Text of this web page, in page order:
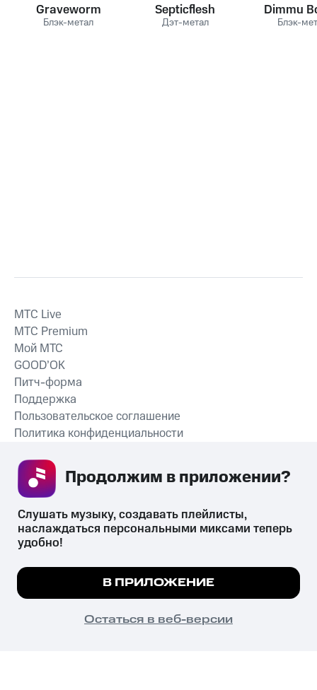
Graveworm
Блэк-метал
Septicflesh
Дэт-метал
Dimmu
Блэк-
СКАЧАТЬ ПРИЛОЖЕНИЕ
MTС Live
MTС Premium
Мой МТС
GOOD’OK
Питч-форма
Поддержка
Пользовательское соглашение
Политика конфиденциальности
психотропных веществ, их аналогов причиняет вред здоровью,
их незаконный оборот запрещён и влечёт установленную
законодательством ответственность.
© 2026 ООО «КИОН».
Все права защищены
Мы используем куки, чтобы на сайте все
Подробнее
ПОНЯТНО
Слушать музыку, создавать плейлисты,
наслаждаться персональными миксами теперь
удобно!
В ПРИЛОЖЕНИЕ
Остаться в веб-версии